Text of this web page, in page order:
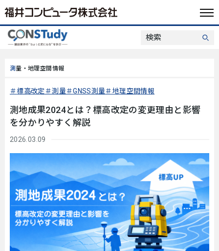
測量・地理空間情報
標高改定 測量 GNSS測量 地理空間情報
測地成果2024とは？標高改定の変更理由と影響
を分かりやすく解説
2026.03.09